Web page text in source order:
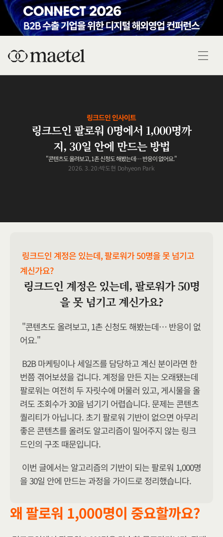
링크드인 인사이트
링크드인 팔로워 0명에서 1,000명까
지, 30일 안에 만드는 방법
"콘텐츠도 올려보고, 1촌 신청도 해봤는데… 반응이 없어요."
2026. 3. 20.박도현 Dohyeon Park
링크드인 계정은 있는데, 팔로워가 50명을 못 넘기고
계신가요?
링크드인 계정은 있는데, 팔로워가 50명
을 못 넘기고 계신가요?
"콘텐츠도 올려보고, 1촌 신청도 해봤는데… 반응이 없
어요."
B2B 마케팅이나 세일즈를 담당하고 계신 분이라면 한
번쯤 겪어보셨을 겁니다. 계정을 만든 지는 오래됐는데
팔로워는 여전히 두 자릿수에 머물러 있고, 게시물을 올
려도 조회수가 30을 넘기기 어렵습니다. 문제는 콘텐츠
퀄리티가 아닙니다. 초기 팔로워 기반이 없으면 아무리
좋은 콘텐츠를 올려도 알고리즘이 밀어주지 않는 링크
드인의 구조 때문입니다.
이번 글에서는 알고리즘의 기반이 되는 팔로워 1,000명
을 30일 안에 만드는 과정을 가이드로 정리했습니다.
왜 팔로워 1,000명이 중요할까요?